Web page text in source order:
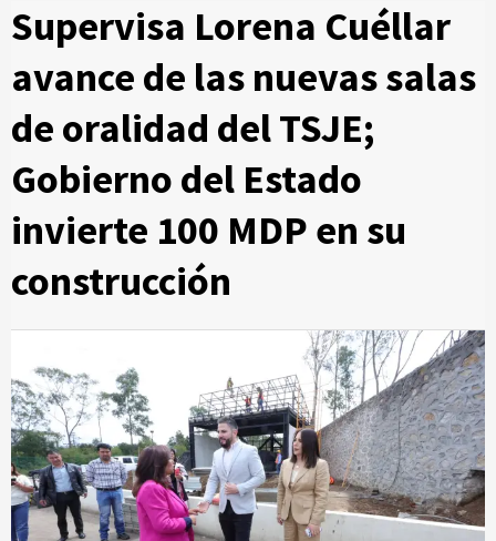
Supervisa Lorena Cuéllar
avance de las nuevas salas
de oralidad del TSJE;
Gobierno del Estado
invierte 100 MDP en su
construcción